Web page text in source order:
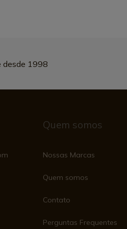
desde 1998
Quem somos
Nossas Marcas
Quem somos
Contato
Perguntas Frequentes